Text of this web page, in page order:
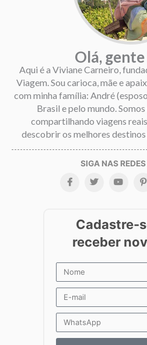
Olá,
Aqui é a Viviane Carneiro,
Viagem. Sou carioca, mãe e
com minha família: André
Brasil e pelo mundo.
compartilhando viagens
descobrir os melhores